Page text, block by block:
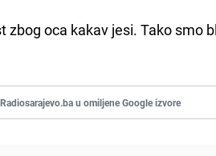
zbog oca kakav jesi. Tako smo
u omiljene Google izvore